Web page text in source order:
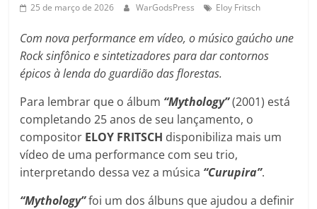
25 de março de 2026 WarGodsPress Eloy Fritsch
Com nova performance em vídeo, o músico gaúcho une
Rock sinfônico e sintetizadores para dar contornos
épicos à lenda do guardião das florestas.
Para lembrar que o álbum “Mythology”(2001) está
completando 25 anos de seu lançamento, o
compositor ELOY FRITSCH disponibiliza mais um
vídeo de uma performance com seu trio,
interpretando dessa vez a música “Curupira”.
“Mythology”foi um dos álbuns que ajudou a definir